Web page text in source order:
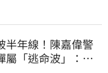
半年線！陳嘉偉警
屬「逃命波」：空